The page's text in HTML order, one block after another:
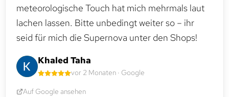
meteorologische Touch hat mich mehrmals laut
lachen lassen. Bitte unbedingt weiter so – ihr
seid für mich die Supernova unter den Shops!
Khaled Taha
vor 2 Monaten · Google
Auf Google ansehen